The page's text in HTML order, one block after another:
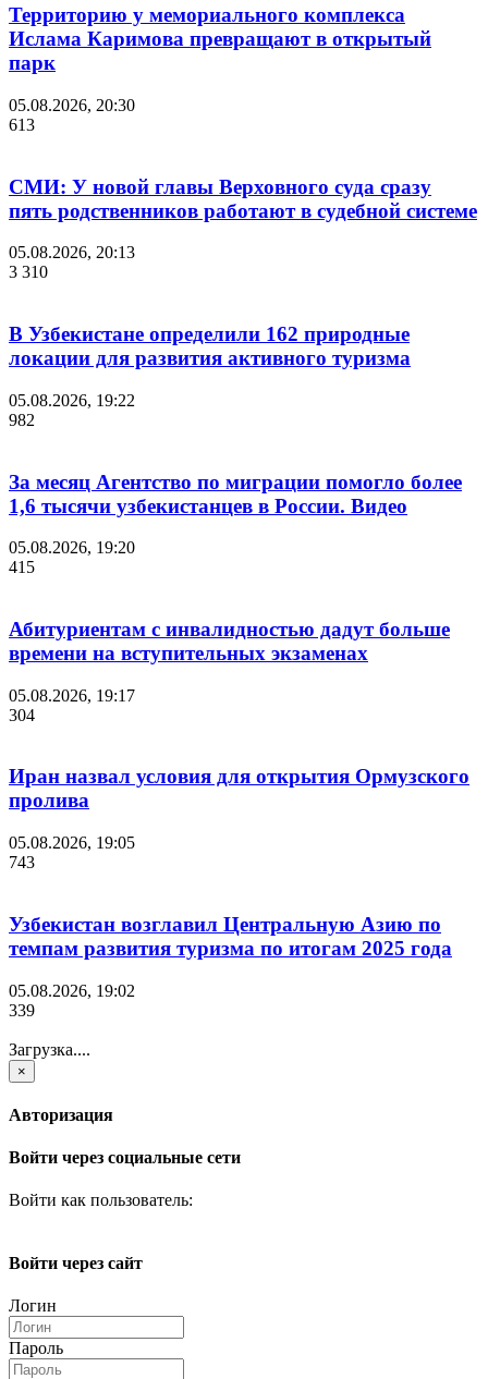
Территорию у мемориального комплекса
Ислама Каримова превращают в открытый
парк
05.08.2026, 20:30
613
СМИ: У новой главы Верховного суда сразу
пять родственников работают в судебной системе
05.08.2026, 20:13
3 310
В Узбекистане определили 162 природные
локации для развития активного туризма
05.08.2026, 19:22
982
За месяц Агентство по миграции помогло более
1,6 тысячи узбекистанцев в России. Видео
05.08.2026, 19:20
415
Абитуриентам с инвалидностью дадут больше
времени на вступительных экзаменах
05.08.2026, 19:17
304
Иран назвал условия для открытия Ормузского
пролива
05.08.2026, 19:05
743
Узбекистан возглавил Центральную Азию по
темпам развития туризма по итогам 2025 года
05.08.2026, 19:02
339
Загрузка....
×
Авторизация
Войти через социальные сети
Войти как пользователь:
Войти через сайт
Логин
Пароль